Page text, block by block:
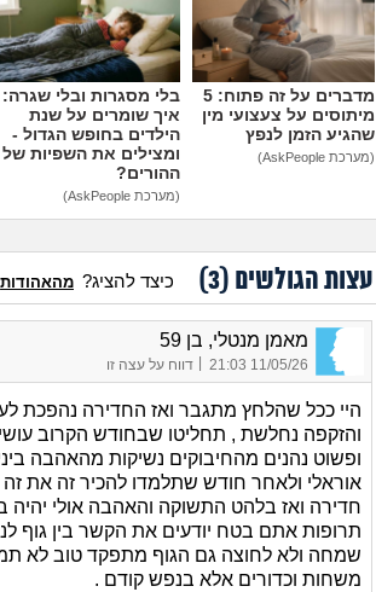
מדברים על זה פתוח: 5
מיתוסים על צעצועי מין
שהגיע הזמן לנפץ
(מערכת AskPeople)
בלי מסגרות ובלי שגרה:
איך שומרים על שנת
הילדים בחופש הגדול -
ומצילים את השפיות של
ההורים?
(מערכת AskPeople)
עצות הגולשים (3
) כיצד להציג? מהאהודות
מאמן מנטלי, בן 59
11/05/26 21:03 דווח על עצה זו
היי ככל שהלחץ מתגבר ואז החדירה נהפכת
והזקפה נחלשת , תחליטו שבחודש הקרוב
ופשוט נהנים מהחיבוקים נשיקות מהאהבה
אוראלי ולאחר חודש שתלמדו להכיר זה את זה
חדירה ואז בלהט התשוקה והאהבה אולי
תרופות אתם בטח יודעים את הקשר בין גוף
שמחה ולא לחוצה גם הגוף מתפקד טוב לא
משחות וכדורים אלא בנפש קודם .